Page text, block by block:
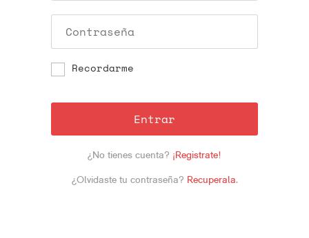
Recordarme
Entrar
¿No tienes cuenta? ¡Registrate!
¿Olvidaste tu contraseña? Recuperala.